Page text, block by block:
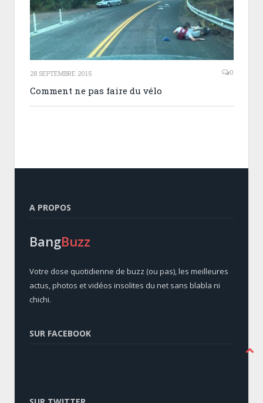
28 SEPTEMBRE 2015 0
Comment ne pas faire du vélo
A PROPOS
BangBuzz
Votre dose quotidienne de buzz (ou pas), les meilleures
actus, photos et vidéos insolites du net sans blabla ni
chichi.
SUR FACEBOOK